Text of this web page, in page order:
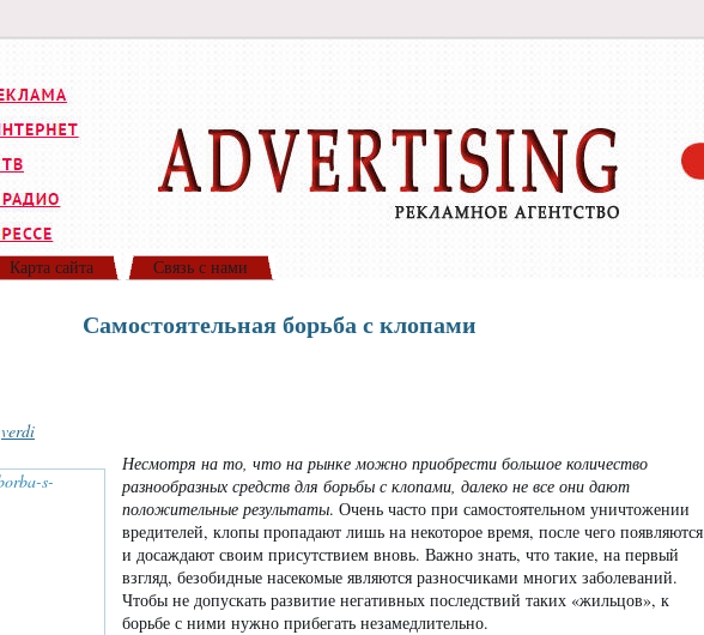
Карта сайта Связь с нами
Самостоятельная борьба с клопами
verdi
Несмотря на то, что на рынке можно приобрести большое количество
разнообразных средств для борьбы с клопами, далеко не все они дают
положительные результаты. Очень часто при самостоятельном уничтожении
вредителей, клопы пропадают лишь на некоторое время, после чего появляются
и досаждают своим присутствием вновь. Важно знать, что такие, на первый
взгляд, безобидные насекомые являются разносчиками многих заболеваний.
Чтобы не допускать развитие негативных последствий таких «жильцов», к
борьбе с ними нужно прибегать незамедлительно.